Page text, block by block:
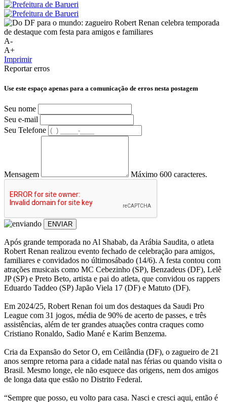
A-
A+
Imprimir
Reportar erros
Use este espaço apenas para a comunicação de erros nesta postagem
Seu nome
Seu e-mail
Seu Telefone
Mensagem Máximo 600 caracteres.
ENVIAR
Após grande temporada no Al Shabab, da Arábia Saudita, o atleta
Robert Renan realizou evento fechado de celebração para amigos,
familiares e convidados no últimosábado (14/6). A festa contou com
atrações musicais como MC Cebezinho (SP), Benzadeus (DF), Lelê
JP (SP) e Preto Beto, artista e pai do atleta, que convidou os rappers
Eduardo Taddeo (SP) Japão Viela 17 (DF) e Matuto (DF).
Em 2024/25, Robert Renan foi um dos destaques da Saudi Pro
League com 31 jogos, média de 90% de acerto de passes, e três
assistências, além de ter grandes atuações contra craques como
Cristiano Ronaldo, Sadio Mané e Karim Benzema.
Cria da Expansão do Setor O, em Ceilândia (DF), o zagueiro de 21
anos sempre retorna para a cidade natal nas férias ou quando visita o
Brasil. Mesmo longe, ele não esquece das origens, nem dos amigos
de longa data que estão no Distrito Federal.
“Sempre que posso, eu volto para casa. Nasci e cresci aqui, então é